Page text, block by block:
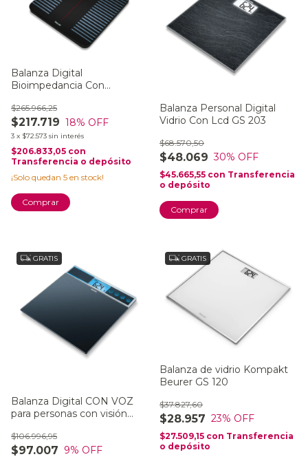
Balanza Digital
Bioimpedancia Con
$217.719
$265.966,25
18% OFF
3 x $72.573 sin interés
$206.833,05 con
Transferencia o depósito
¡Solo quedan 5 en stock!
Balanza Personal Digital
Vidrio Con Lcd GS 203
$48.069
$68.570,50
30% OFF
$45.665,55 con Transferencia
o depósito
Comprar
GRATIS
Balanza Digital CON VOZ
para personas con visión
$97.007
$106.996,95
9% OFF
GRATIS
Balanza de vidrio Kompakt
Beurer GS 120
$28.957
$37.827,60
23% OFF
$27.509,15 con Transferencia
o depósito